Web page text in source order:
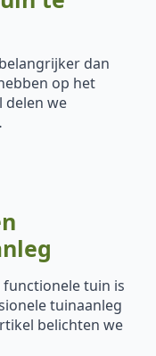
dan
op het
delen we
functionele tuin is
tuinaanleg
belichten we